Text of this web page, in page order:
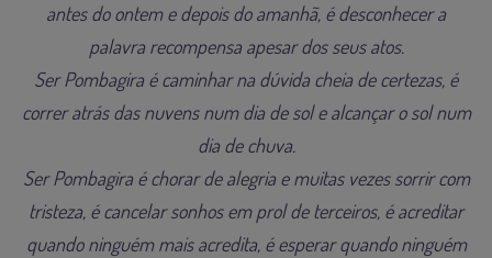
antes do ontem e depois do amanhã, é desconhecer a
palavra recompensa apesar dos seus atos.
Ser Pombagira é caminhar na dúvida cheia de certezas, é
correr atrás das nuvens num dia de sol e alcançar o sol num
dia de chuva.
Ser Pombagira é chorar de alegria e muitas vezes sorrir com
tristeza, é cancelar sonhos em prol de terceiros, é acreditar
quando ninguém mais acredita, é esperar quando ninguém